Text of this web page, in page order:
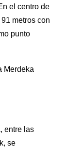
el centro de
metros con
punto
entre las
se